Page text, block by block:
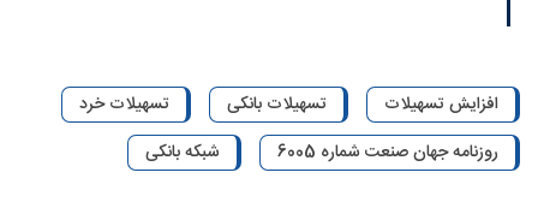
افزایش تسهیلات تسهیلات بانکی
تسهیلات خرد
روزنامه جهان صنعت شماره 6005
شبکه بانکی